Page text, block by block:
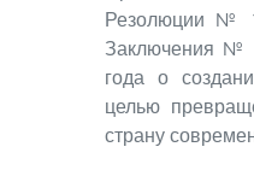
Резолюции №
Заключения №
года о
целью
страну